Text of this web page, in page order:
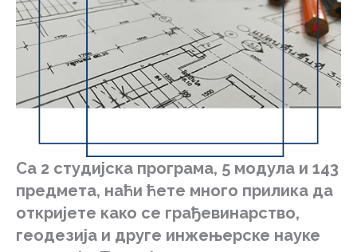
Са 2 студијска програма, 5 модула и 143
предмета, наћи ћете много прилика да
откријете како се грађевинарство,
геодезија и друге инжењерске науке